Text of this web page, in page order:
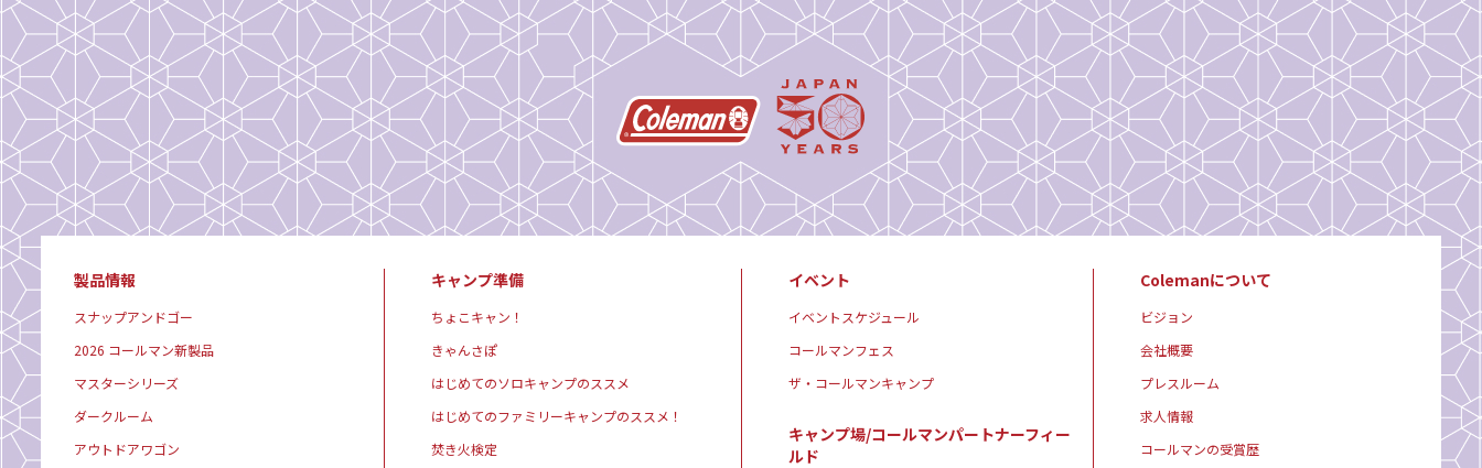
製品情報
スナップアンドゴー
2026 コールマン新製品
マスターシリーズ
ダークルーム
アウトドアワゴン
キャンプ準備
ちょこキャン！
きゃんさぽ
はじめてのソロキャンプのススメ
はじめてのファミリーキャンプのススメ！
焚き火検定
イベント
イベントスケジュール
コールマンフェス
ザ・コールマンキャンプ
キャンプ場/コールマンパートナーフィー
ルド
Colemanについて
ビジョン
会社概要
プレスルーム
求人情報
コールマンの受賞歴